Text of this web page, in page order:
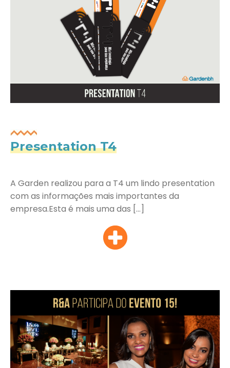
Presentation T4
A Garden realizou para a T4 um lindo presentation
com as informações mais importantes da
empresa.Esta é mais uma das […]